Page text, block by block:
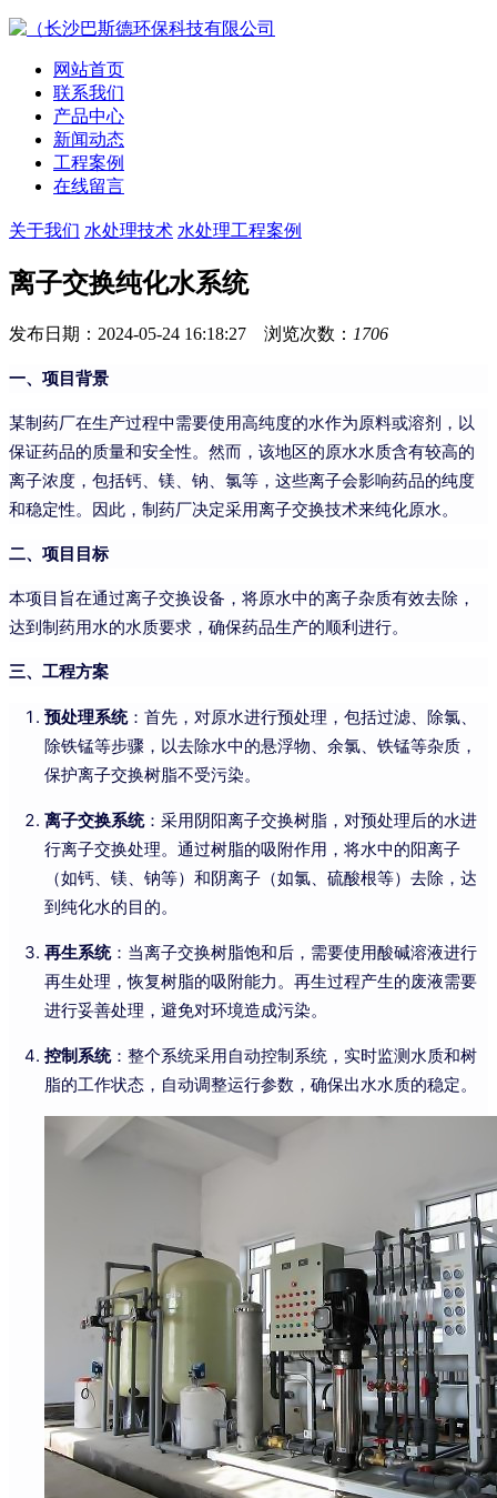
网站首页
联系我们
产品中心
新闻动态
工程案例
在线留言
关于我们 水处理技术 水处理工程案例
离子交换纯化水系统
发布日期：2024-05-24 16:18:27 浏览次数： 1706
一、项目背景
某制药厂在生产过程中需要使用高纯度的水作为原料或溶剂，以
保证药品的质量和安全性。然而，该地区的原水水质含有较高的
离子浓度，包括钙、镁、钠、氯等，这些离子会影响药品的纯度
和稳定性。因此，制药厂决定采用离子交换技术来纯化原水。
二、项目目标
本项目旨在通过离子交换设备，将原水中的离子杂质有效去除，
达到制药用水的水质要求，确保药品生产的顺利进行。
三、工程方案
预处理系统：首先，对原水进行预处理，包括过滤、除氯、
除铁锰等步骤，以去除水中的悬浮物、余氯、铁锰等杂质，
保护离子交换树脂不受污染。
离子交换系统：采用阴阳离子交换树脂，对预处理后的水进
行离子交换处理。通过树脂的吸附作用，将水中的阳离子
（如钙、镁、钠等）和阴离子（如氯、硫酸根等）去除，达
到纯化水的目的。
再生系统：当离子交换树脂饱和后，需要使用酸碱溶液进行
再生处理，恢复树脂的吸附能力。再生过程产生的废液需要
进行妥善处理，避免对环境造成污染。
控制系统：整个系统采用自动控制系统，实时监测水质和树
脂的工作状态，自动调整运行参数，确保出水水质的稳定。